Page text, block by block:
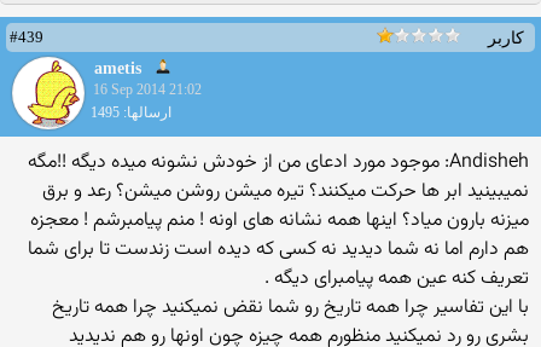
کاربر
#439
ametis
16 Sep 2014 21:02
ارسالها: 1495
Andisheh: موجود مورد ادعای من از خودش نشونه میده دیگه !!مگه
نمیبینید ابر ها حرکت میکنند؟ تیره میشن روشن میشن؟ رعد و برق
میزنه بارون میاد؟ اینها همه نشانه های اونه ! منم پیامبرشم ! معجزه
هم دارم اما نه شما دیدید نه کسی که دیده است زندست تا برای شما
تعریف کنه عین همه پیامبرای دیگه .
با این تفاسیر چرا همه تاریخ رو شما نقض نمیکنید چرا همه تاریخ
بشری رو رد نمیکنید منظورم همه چیزه چون اونها رو هم ندیدید